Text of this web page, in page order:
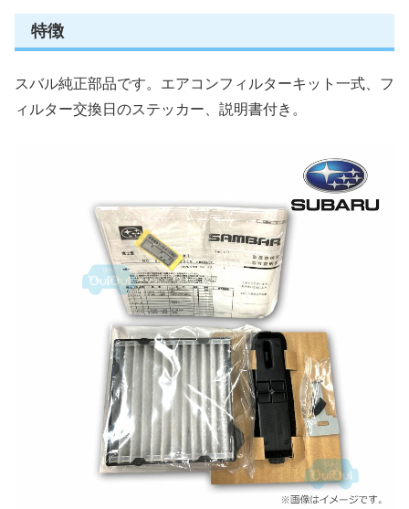
特徴
スバル純正部品です。エアコンフィルターキット一式、フ
ィルター交換日のステッカー、説明書付き。